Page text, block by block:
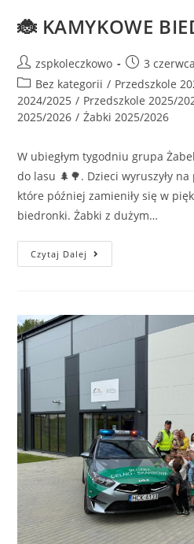
🐞 KAMYKOWE
zspkoleczkowo
3
Bez kategorii / Przedszkole
2024/2025 / Przedszkole 2025/
2025/2026 / Żabki 2025/2026
W ubiegłym tygodniu grupa
do lasu 🌲🌳. Dzieci wyruszyły
które później zamieniły się w
biedronki. Żabki z dużym…
Czytaj Dalej